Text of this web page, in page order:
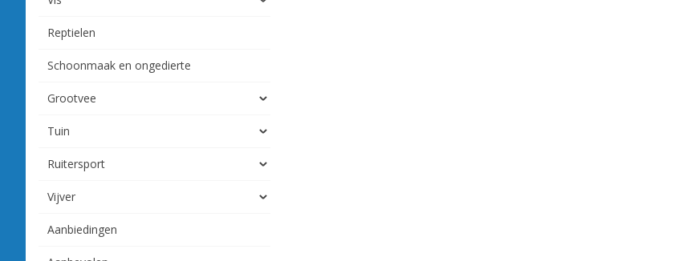
Reptielen
Schoonmaak en ongedierte
Grootvee
Tuin
Ruitersport
Vijver
Aanbiedingen